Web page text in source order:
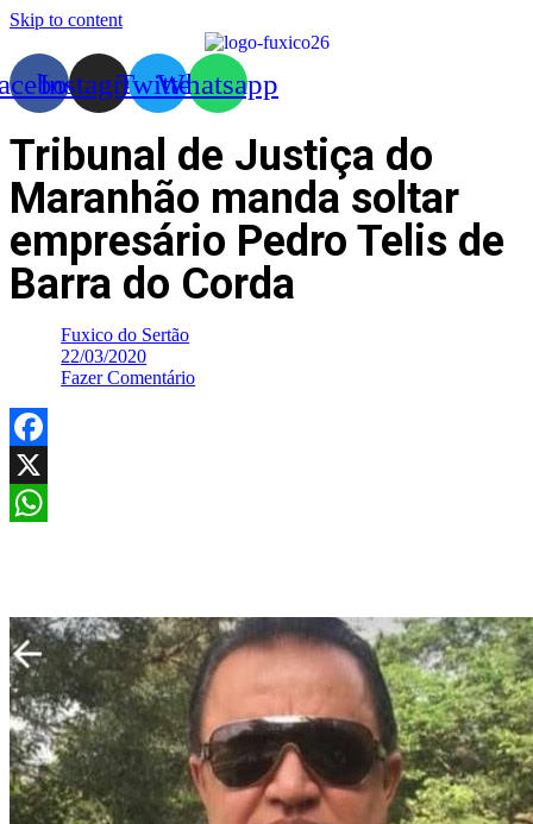
Skip to content
InstagramTwitterWhatsapp
Tribunal de Justiça do
Maranhão manda soltar
empresário Pedro Telis de
Barra do Corda
Fuxico do Sertão
22/03/2020
Fazer Comentário
Facebook
X